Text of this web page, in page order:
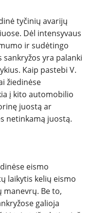
tyčinių avarijų
Dėl intensyvaus
ir sudėtingo
yra palanki
Kaip pastebi V.
žiedinėse
į kito automobilio
juostą ar
netinkamą juostą.
eismo
laikytis kelių eismo
Be to,
galioja